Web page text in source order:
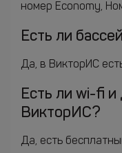
номер Economy,
Есть ли
Да, в ВикторИС
Есть ли wi-fi
ВикторИС?
Да, есть